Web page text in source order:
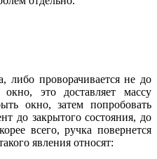
либо проворачивается не до
это доставляет массу
окно, затем попробовать
до закрытого состояния, до
всего, ручка повернется
явления относят: